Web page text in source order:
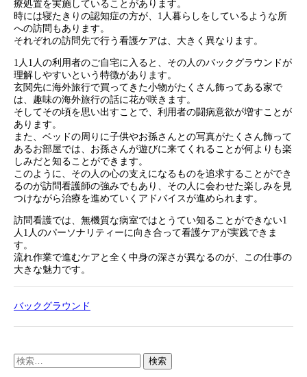
療処置を実施していることがあります。
時には寝たきりの認知症の方が、1人暮らしをしているような所
への訪問もあります。
それぞれの訪問先で行う看護ケアは、大きく異なります。
1人1人の利用者のご自宅に入ると、その人のバックグラウンドが
理解しやすいという特徴があります。
玄関先に海外旅行で買ってきた小物がたくさん飾ってある家で
は、趣味の海外旅行の話に花が咲きます。
そしてその頃を思い出すことで、利用者の闘病意欲が増すことが
あります。
また、ベッドの周りに子供やお孫さんとの写真がたくさん飾って
あるお部屋では、お孫さんが遊びに来てくれることが何よりも楽
しみだと知ることができます。
このように、その人の心の支えになるものを追求することができ
るのが訪問看護師の強みでもあり、その人に会わせた楽しみを見
つけながら治療を進めていくアドバイスが進められます。
訪問看護では、無機質な病室ではとうてい知ることができない1
人1人のパーソナリティーに向き合って看護ケアが実践できま
す。
流れ作業で進むケアと全く中身の深さが異なるのが、この仕事の
大きな魅力です。
バックグラウンド
検
索: